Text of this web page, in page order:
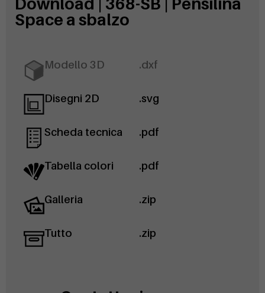
Space a sbalzo
Modello 3D .dxf
Disegni 2D .svg
Scheda tecnica .pdf
Tabella colori .pdf
Galleria .zip
Tutto .zip